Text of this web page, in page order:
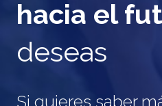
hacia el
deseas
Si quieres saber